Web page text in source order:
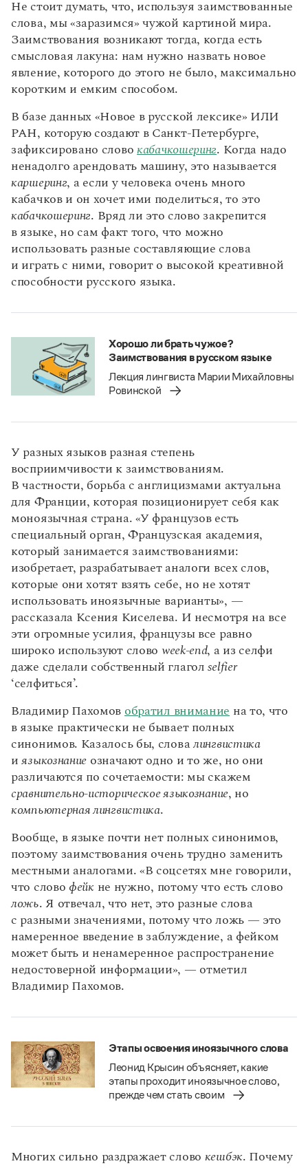
Не стоит думать, что, используя заимствованные
слова, мы «заразимся» чужой картиной мира.
Заимствования возникают тогда, когда есть
смысловая лакуна: нам нужно назвать новое
явление, которого до этого не было, максимально
коротким и емким способом.
В базе данных «Новое в русской лексике» ИЛИ
РАН, которую создают в Санкт-Петербурге,
зафиксировано слово кабачкошеринг. Когда надо
ненадолго арендовать машину, это называется
каршеринг, а если у человека очень много
кабачков и он хочет ими поделиться, то это
кабачкошеринг. Вряд ли это слово закрепится
в языке, но сам факт того, что можно
использовать разные составляющие слова
и играть с ними, говорит о высокой креативной
способности русского языка.
Хорошо ли брать чужое?
Заимствования в русском языке
Лекция лингвиста Марии Михайловны
Ровинской
У разных языков разная степень
восприимчивости к заимствованиям.
В частности, борьба с англицизмами актуальна
для Франции, которая позиционирует себя как
моноязычная страна. «У французов есть
специальный орган, Французская академия,
который занимается заимствованиями:
изобретает, разрабатывает аналоги всех слов,
которые они хотят взять себе, но не хотят
использовать иноязычные варианты», —
рассказала Ксения Киселева. И несмотря на все
эти огромные усилия, французы все равно
широко используют слово week-end, а из селфи
даже сделали собственный глаголselfier
‘селфиться’.
Владимир Пахомов обратил внимание на то, что
в языке практически не бывает полных
синонимов. Казалось бы, слова лингвистика
иязыкознание означают одно и то же, но они
различаются по сочетаемости: мы скажем
сравнительно-историческое языкознание, но
компьютерная лингвистика.
Вообще, в языке почти нет полных синонимов,
поэтому заимствования очень трудно заменить
местными аналогами. «В соцсетях мне говорили,
что слово фейк не нужно, потому что есть слово
ложь. Я отвечал, что нет, это разные слова
с разными значениями, потому что ложь — это
намеренное введение в заблуждение, а фейком
может быть и ненамеренное распространение
недостоверной информации», — отметил
Владимир Пахомов.
Этапы освоения иноязычного слова
Леонид Крысин объясняет, какие
этапы прохо­дит иноязычное слово,
прежде чем стать своим
Многих сильно раздражает слово кешбэк. Почему